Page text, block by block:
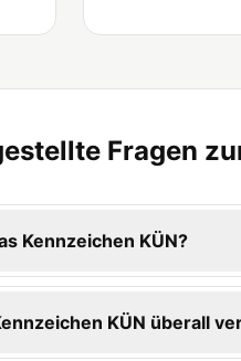
Fragen
Kennzeichen KÜN?
KÜN überall